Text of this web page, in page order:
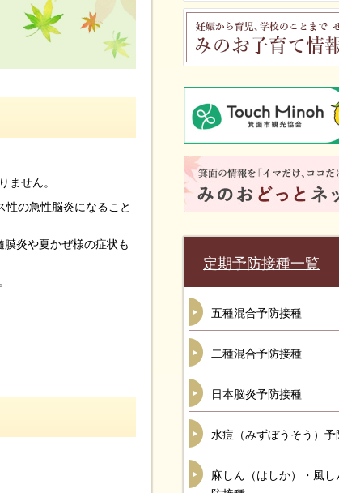
ません。
の急性脳炎になること
炎や夏かぜ様の症状も
定期予防接種一覧
五種混合予防接種
二種混合予防接種
日本脳炎予防接種
水痘（みずぼうそう）予
麻しん（はしか）・風